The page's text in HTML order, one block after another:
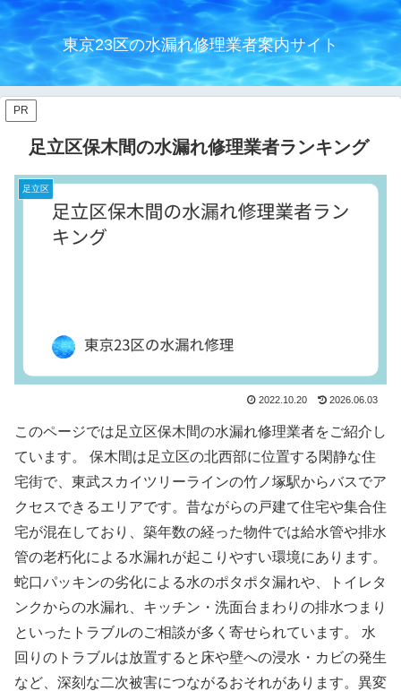
東京23区の水漏れ修理業者案内サイト
PR
足立区保木間の水漏れ修理業者ランキング
足立区
2022.10.20 2026.06.03
このページでは足立区保木間の水漏れ修理業者をご紹介し
ています。 保木間は足立区の北西部に位置する閑静な住
宅街で、東武スカイツリーラインの竹ノ塚駅からバスでア
クセスできるエリアです。昔ながらの戸建て住宅や集合住
宅が混在しており、築年数の経った物件では給水管や排水
管の老朽化による水漏れが起こりやすい環境にあります。
蛇口パッキンの劣化による水のポタポタ漏れや、トイレタ
ンクからの水漏れ、キッチン・洗面台まわりの排水つまり
といったトラブルのご相談が多く寄せられています。 水
回りのトラブルは放置すると床や壁への浸水・カビの発生
など、深刻な二次被害につながるおそれがあります。異変